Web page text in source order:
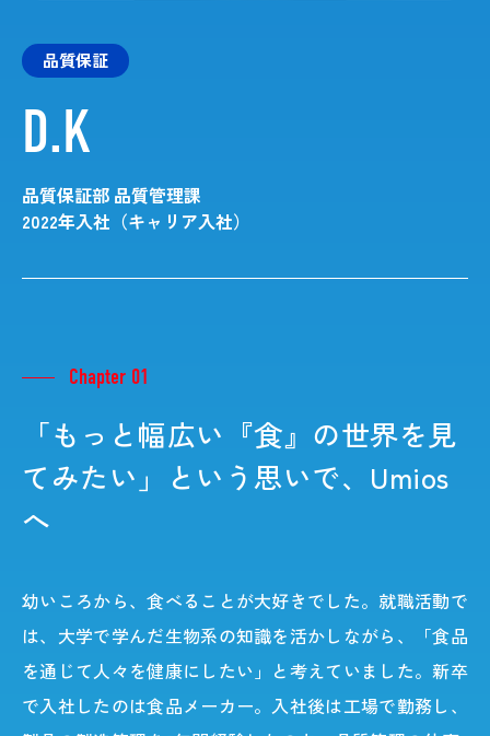
品質保証
D.K
品質保証部 品質管理課
2022年入社（キャリア入社）
Chapter 01
「もっと幅広い『食』の世界を見
てみたい」という思いで、Umios
へ
幼いころから、食べることが大好きでした。就職活動で
は、大学で学んだ生物系の知識を活かしながら、「食品
を通じて人々を健康にしたい」と考えていました。新卒
で入社したのは食品メーカー。入社後は工場で勤務し、